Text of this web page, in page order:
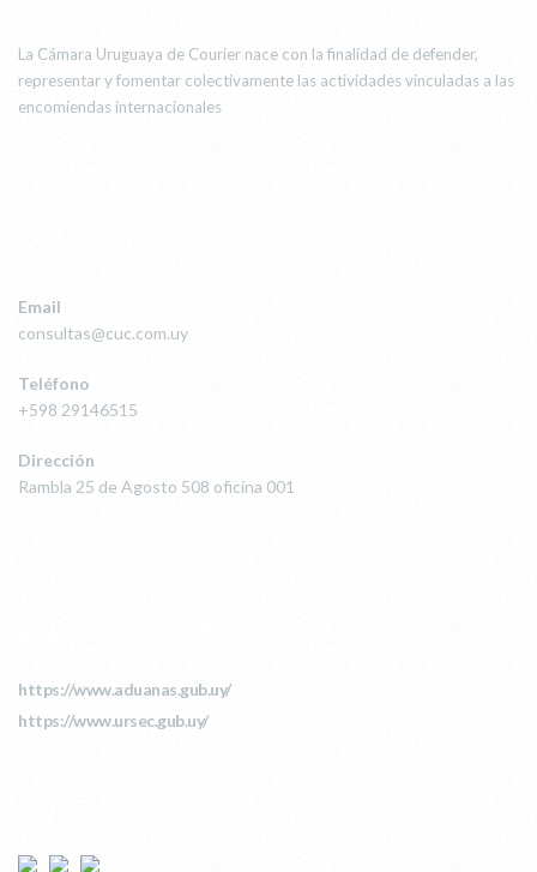
La Cámara Uruguaya de Courier nace con la finalidad de defender,
representar y fomentar colectivamente las actividades vinculadas a las
encomiendas internacionales
Email
consultas@cuc.com.uy
Teléfono
+598 29146515
Dirección
Rambla 25 de Agosto 508 oficina 001
https://www.aduanas.gub.uy/
https://www.ursec.gub.uy/